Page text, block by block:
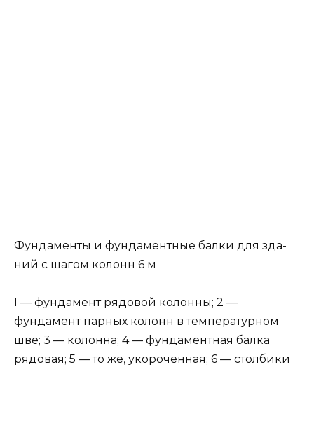
Фундаменты и фун­даментные балки для зда­
ний с шагом колонн 6 м
I — фундамент рядовой колон­ны; 2 —
фундамент парных ко­лонн в температурном
шве; 3 — колонна; 4 — фундаментная балка
рядовая; 5 — то же, уко­роченная; 6 — столбики